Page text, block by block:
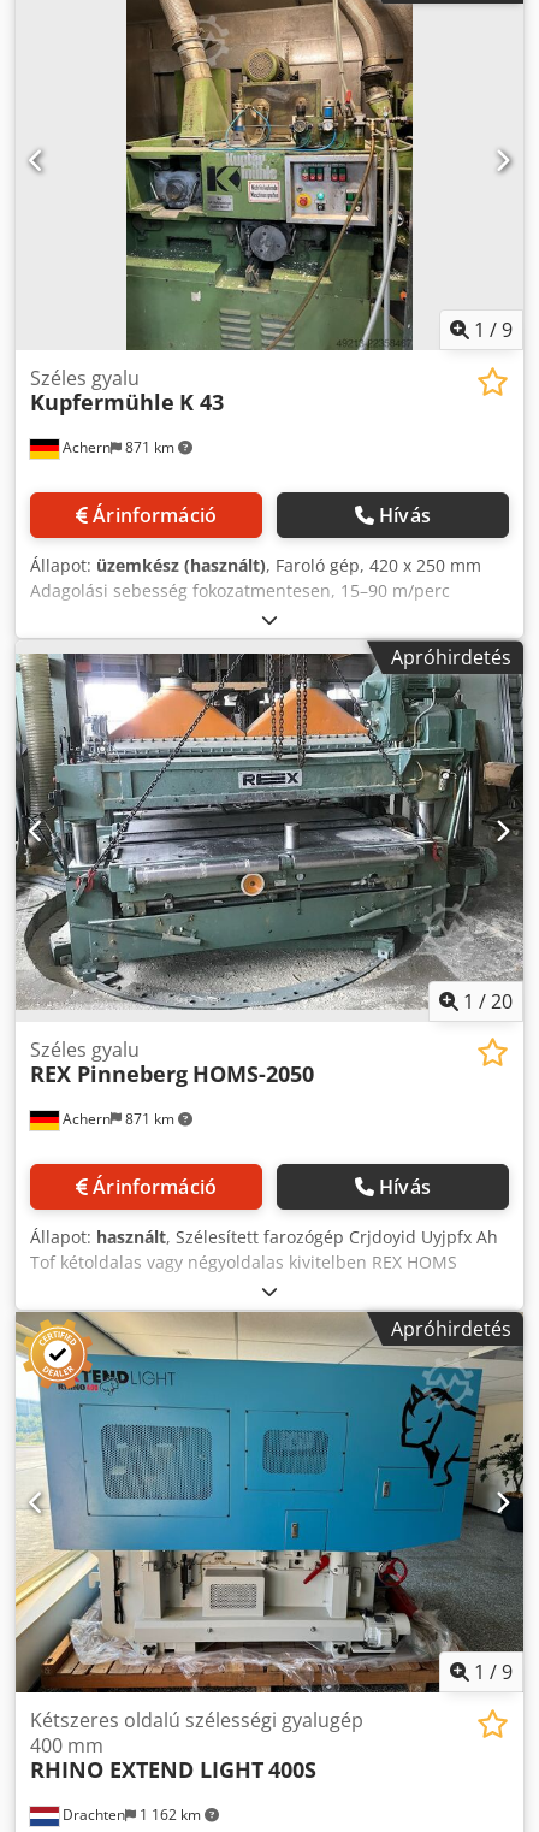
1 /9
Achern 871 km
Széles gyalu
Kupfermühle K 43
Árinformáció Hívás
Állapot: üzemkész (használt), Faroló gép, 420 x 250 mm
Adagolási sebesség fokozatmentesen, 15–90 m/perc
Hornyoló fűrészegység a gép bemeneti oldalán, felül Faroló
tengely alul, 15 kW Faroló tengely felül, 22 kW
Crjdpfxjzmmrde Ah Tef Ez a faroló gép 1984-ben újként
került vásárlásra, mint egy 4 oldalas faroló gép. A
függőleges maróegységeket azonban leszerelték. OPCIÓ:
Felár ellenében a gép 2 függőleges maróegységgel is
szállítható. A gép egy zajszigetelő kabinban található.
Apróhirdetés
1 /20
Achern 871 km
Széles gyalu
REX Pinneberg HOMS-2050
Árinformáció Hívás
Állapot: használt, Szélesített farozógép Crjdoyid Uyjpfx Ah
Tof kétoldalas vagy négyoldalas kivitelben REX HOMS
munkaszélesség max. 2050 mm munkamagasság max. 310
mm forgó alsó asztallal A 8 kép egy REX HOMS 2050 gépet
ábrázol, vízieskék színben. A jöma néhány évvel ezelőtt
felújította és leszállította, és ez egy példa.
Apróhirdetés
1 /9
Drachten 1 162 km
Kétszeres oldalú szélességi gyalugép
400 mm
RHINO EXTEND LIGHT400S